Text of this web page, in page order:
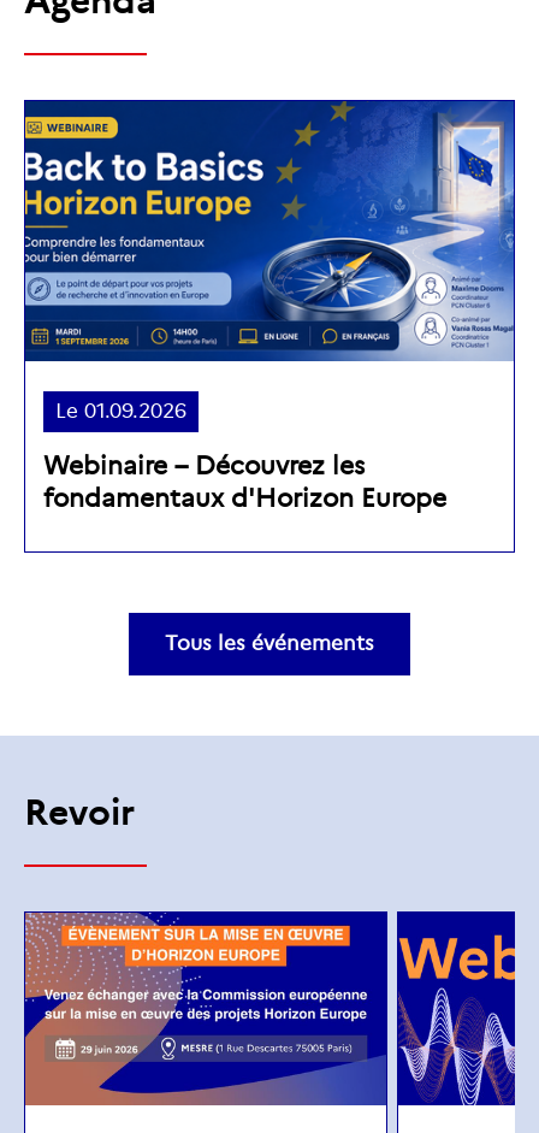
Le 01.09.2026
Webinaire – Découvrez les
fondamentaux d'Horizon Europe
Tous les événements
Revoir